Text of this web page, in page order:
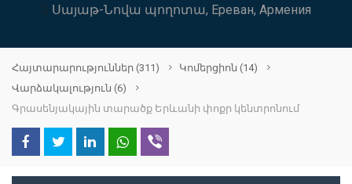
Սայաթ-Նովա պողոտա, Ереван, Армения
Հայտարարություններ (311) Կոմերցիոն (14)
Վարձակալություն (6)
Գրասենյակային տարածք Երևանի փոքր կենտրոնում